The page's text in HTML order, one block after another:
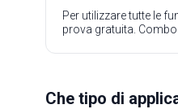
Per utilizzare tutte le
prova gratuita. Combo
Che tipo di